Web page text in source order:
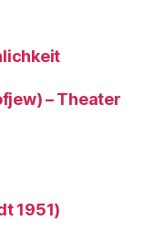
– Theater
1951)